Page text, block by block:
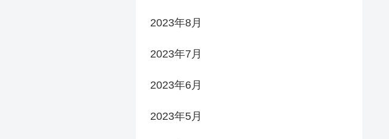
2023年8月
2023年7月
2023年6月
2023年5月